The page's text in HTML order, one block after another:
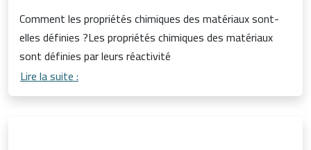
Comment les propriétés chimiques des matériaux sont-
elles définies ?Les propriétés chimiques des matériaux
sont définies par leurs réactivité
Lire la suite :